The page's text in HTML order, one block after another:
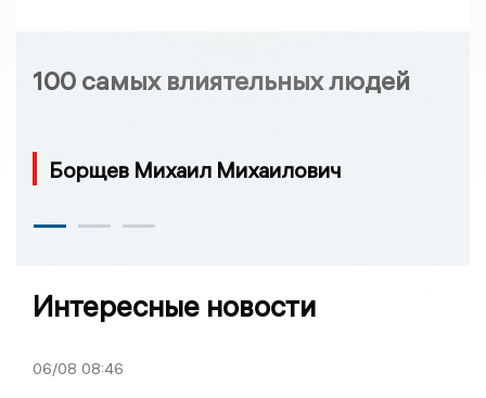
100 самых влиятельных людей
Борщев Михаил Михаилович
Интересные новости
06/08 08:46